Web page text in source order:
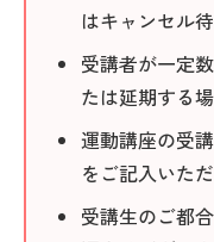
はキャンセル
受講者が一定
たは延期する
運動講座の受
をご記入いただ
受講生のご都